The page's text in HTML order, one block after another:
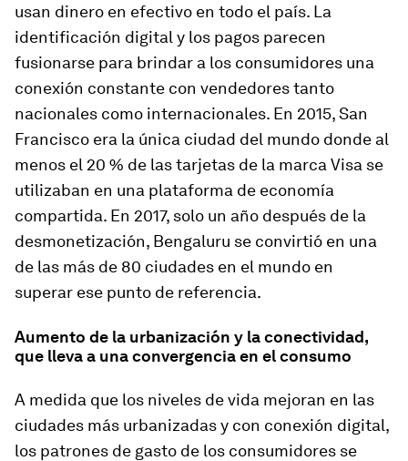
usan dinero en efectivo en todo el país. La
identificación digital y los pagos parecen
fusionarse para brindar a los consumidores una
conexión constante con vendedores tanto
nacionales como internacionales. En 2015, San
Francisco era la única ciudad del mundo donde al
menos el 20 % de las tarjetas de la marca Visa se
utilizaban en una plataforma de economía
compartida. En 2017, solo un año después de la
desmonetización, Bengaluru se convirtió en una
de las más de 80 ciudades en el mundo en
superar ese punto de referencia.
Aumento de la urbanización y la conectividad,
que lleva a una convergencia en el consumo
A medida que los niveles de vida mejoran en las
ciudades más urbanizadas y con conexión digital,
los patrones de gasto de los consumidores se